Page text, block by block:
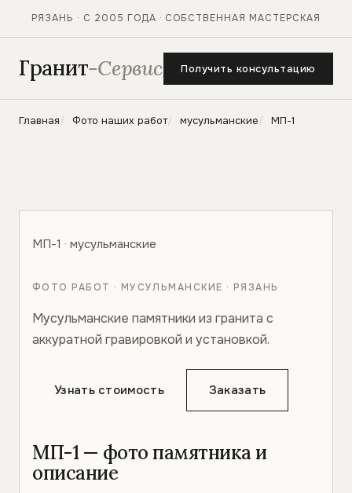
РЯЗАНЬ · С 2005 ГОДА · СОБСТВЕННАЯ МАСТЕРСКАЯ
Гранит-Сервис Получить консультацию
Главная Фото наших работ мусульманские МП-1
МП-1 · мусульманские
ФОТО РАБОТ · МУСУЛЬМАНСКИЕ · РЯЗАНЬ
Мусульманские памятники из гранита с
аккуратной гравировкой и установкой.
Узнать стоимость Заказать
МП-1 — фото памятника и
описание